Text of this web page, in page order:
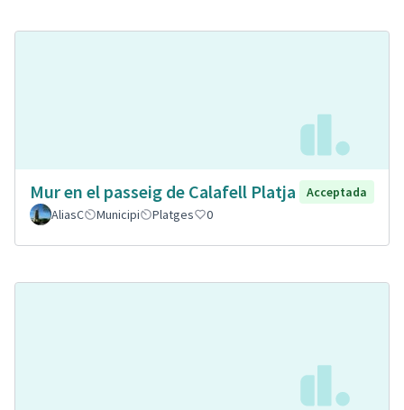
Mur en el passeig de Calafell Platja
Acceptada
AliasC
Municipi Platges 0